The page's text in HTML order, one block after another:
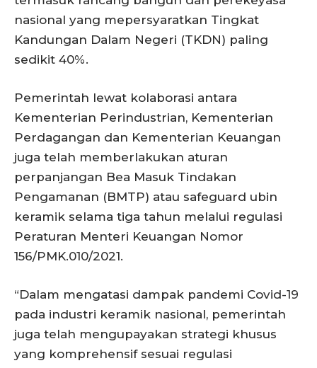
nasional yang mepersyaratkan Tingkat
Kandungan Dalam Negeri (TKDN) paling
sedikit 40%.
Pemerintah lewat kolaborasi antara
Kementerian Perindustrian, Kementerian
Perdagangan dan Kementerian Keuangan
juga telah memberlakukan aturan
perpanjangan Bea Masuk Tindakan
Pengamanan (BMTP) atau safeguard ubin
keramik selama tiga tahun melalui regulasi
Peraturan Menteri Keuangan Nomor
156/PMK.010/2021.
“Dalam mengatasi dampak pandemi Covid-19
pada industri keramik nasional, pemerintah
juga telah mengupayakan strategi khusus
yang komprehensif sesuai regulasi